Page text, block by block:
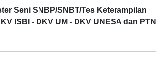
SeniSNBP/SNBT/Tes Keterampilan
ISBI - DKV UM - DKV UNESA dan PTN